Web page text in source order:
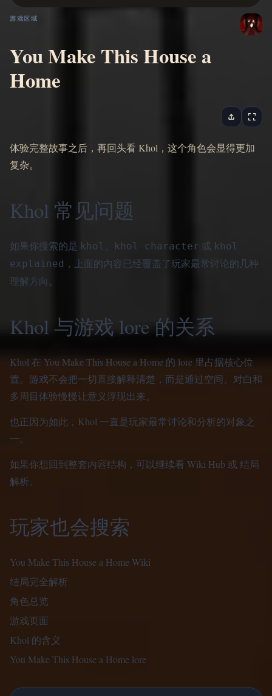
游戏区域
You Make This House a
Home
体验完整故事之后，再回头看 Khol，这个角色会显得更加
复杂。
Khol 常见问题
如果你搜索的是 khol khol character 或 khol
explained ，上面的内容已经覆盖了玩家最常讨论的几种
理解方向。
Khol 与游戏 lore 的关系
Khol 在 You Make This House a Home 的 lore 里占据核心位
置。游戏不会把一切直接解释清楚，而是通过空间、对白和
多周目体验慢慢让意义浮现出来。
也正因为如此，Khol 一直是玩家最常讨论和分析的对象之
一。
如果你想回到整套内容结构，可以继续看 Wiki Hub 或 结局
解析。
玩家也会搜索
You Make This House a Home Wiki
结局完全解析
角色总览
游戏页面
Khol 的含义
You Make This House a Home lore